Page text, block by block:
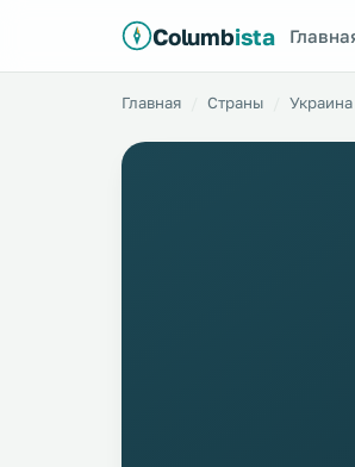
Columbista
Главная Страны Украина